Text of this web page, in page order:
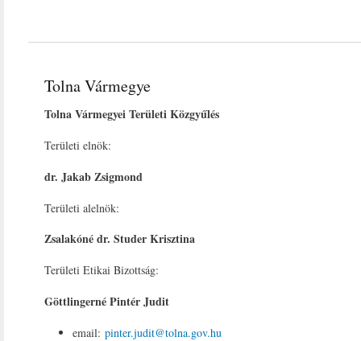
Tolna Vármegye
Tolna Vármegyei Területi Közgyűlés
Területi elnök:
dr. Jakab Zsigmond
Területi alelnök:
Zsalakóné dr. Studer Krisztina
Területi Etikai Bizottság:
Göttlingerné Pintér Judit
email: pinter.judit@tolna.gov.hu